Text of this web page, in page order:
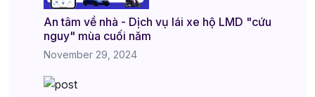
An tâm về nhà - Dịch vụ lái xe hộ LMD "cứu
nguy" mùa cuối năm
November 29, 2024